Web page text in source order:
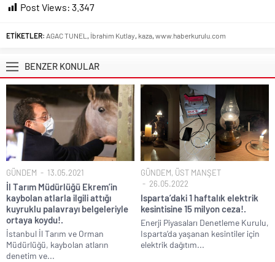
Post Views: 3.347
ETİKETLER: AGAC TUNEL İbrahim Kutlay kaza www.haberkurulu.com
BENZER KONULAR
GÜNDEM 13.05.2021
İl Tarım Müdürlüğü Ekrem’in
kaybolan atlarla ilgili attığı
kuyruklu palavrayı belgeleriyle
ortaya koydu!.
İstanbul İl Tarım ve Orman
Müdürlüğü, kaybolan atların
denetim ve...
GÜNDEM, ÜST MANŞET
26.05.2022
Isparta’daki 1 haftalık elektrik
kesintisine 15 milyon ceza!.
Enerji Piyasaları Denetleme Kurulu,
Isparta’da yaşanan kesintiler için
elektrik dağıtım...